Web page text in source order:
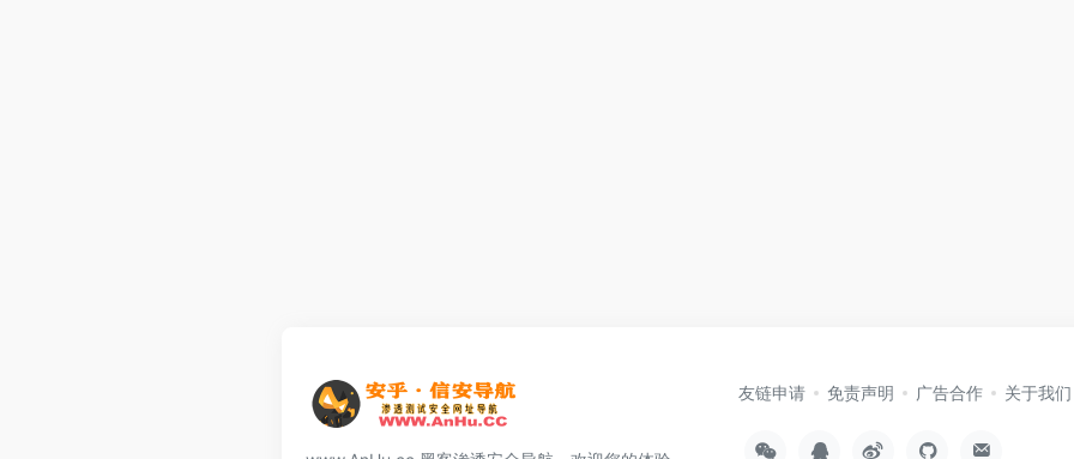
友链申请 免责声明 广告合作 关于我们